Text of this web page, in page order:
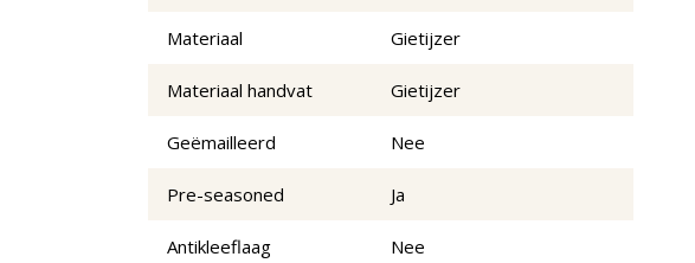
Materiaal Gietijzer
Materiaal handvat Gietijzer
Geëmailleerd Nee
Pre-seasoned Ja
Antikleeflaag Nee